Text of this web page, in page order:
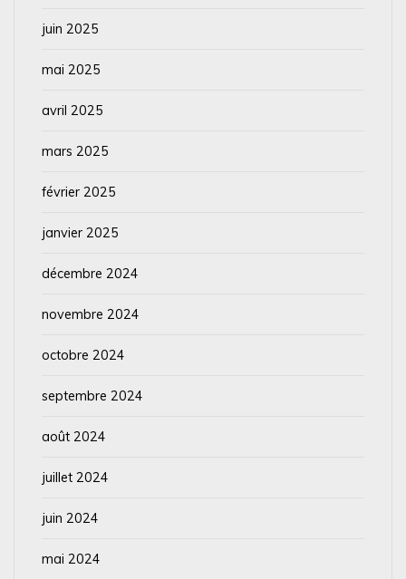
juin 2025
mai 2025
avril 2025
mars 2025
février 2025
janvier 2025
décembre 2024
novembre 2024
octobre 2024
septembre 2024
août 2024
juillet 2024
juin 2024
mai 2024